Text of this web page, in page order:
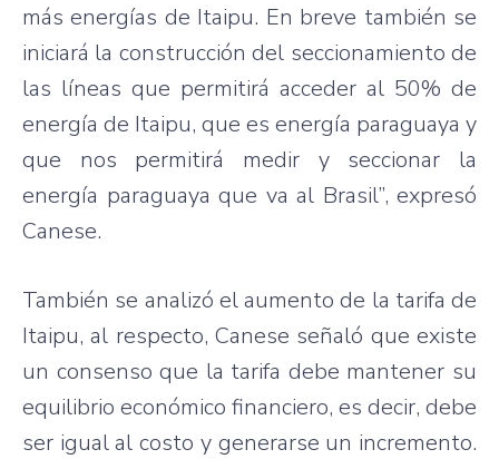
más energías de Itaipu. En breve también se
iniciará la construcción del seccionamiento de
las líneas que permitirá acceder al 50% de
energía de Itaipu, que es energía paraguaya y
que nos permitirá medir y seccionar la
energía paraguaya que va al Brasil”, expresó
Canese.
También se analizó elaumento de la tarifa de
Itaipu, al respecto,Canese señaló que existe
un consenso que la tarifa debe mantener su
equilibrio económico financiero, es decir, debe
ser igualalcosto y generarse un incremento.